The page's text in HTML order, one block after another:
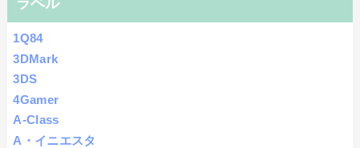
ラベル
1Q84
3DMark
3DS
4Gamer
A-Class
A・イニエスタ